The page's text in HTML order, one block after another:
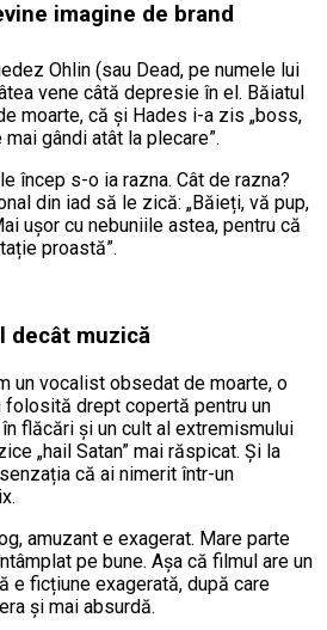
imagine de brand
Ohlin (sau Dead, pe numele lui
vene câtă depresie în el. Băiatul
moarte, că și Hades i-a zis „boss,
gândi atât la plecare”.
încep s-o ia razna. Cât de razna?
din iad să le zică: „Băieți, vă pup,
ușor cu nebuniile astea, pentru că
proastă”.
decât muzică
un vocalist obsedat de moarte, o
folosită drept copertă pentru un
flăcări și un cult al extremismului
„hail Satan” mai răspicat. Și la
că ai nimerit într-un
amuzant e exagerat. Mare parte
pe bune. Așa că filmul are un
e ficțiune exagerată, după care
și mai absurdă.